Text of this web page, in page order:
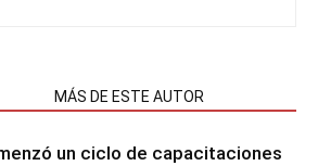
MÁS DE ESTE AUTOR
un ciclo de capacitaciones